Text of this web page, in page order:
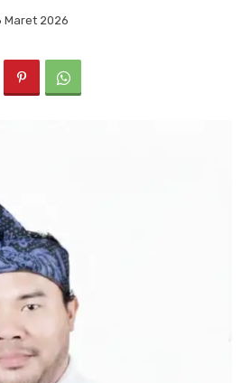
Maret 2026